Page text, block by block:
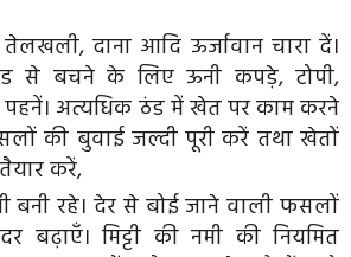
दाना आदि ऊर्जावान चारा दें।
से बचने के लिए ऊनी कपड़े, टोपी,
अत्यधिक ठंड में खेत पर काम करने
की बुवाई जल्दी पूरी करें तथा खेतों
करें,
बनी रहे। देर से बोई जाने वाली फसलों
बढ़ाएँ। मिट्टी की नमी की नियमित